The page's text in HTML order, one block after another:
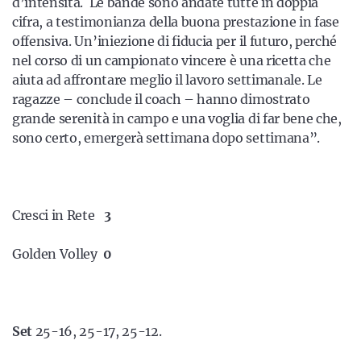
cifra, a testimonianza della buona prestazione in fase
offensiva. Un’iniezione di fiducia per il futuro, perché
nel corso di un campionato vincere è una ricetta che
aiuta ad affrontare meglio il lavoro settimanale. Le
ragazze – conclude il coach – hanno dimostrato
grande serenità in campo e una voglia di far bene che,
sono certo, emergerà settimana dopo settimana”.
Cresci in Rete 3
Golden Volley 0
Set 25-16, 25-17, 25-12.